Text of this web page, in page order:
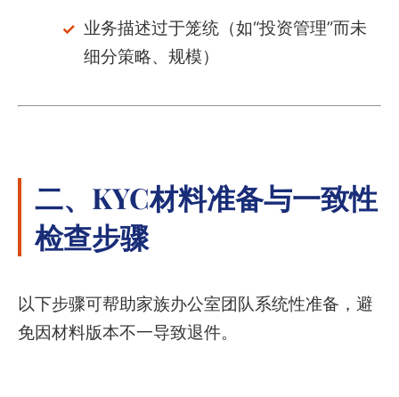
业务描述过于笼统（如“投资管理”而未
细分策略、规模）
二、KYC材料准备与一致性
检查步骤
以下步骤可帮助家族办公室团队系统性准备，避
免因材料版本不一导致退件。